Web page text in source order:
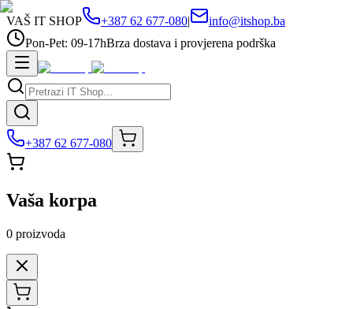
VAŠ IT SHOP +387 62 677-080|
info@itshop.ba
Pon-Pet: 09-17hBrza dostava i provjerena podrška
+387 62 677-080
Vaša korpa
0 proizvoda